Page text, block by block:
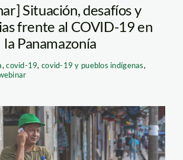
Situación, desafíos y
frente al COVID-19 en
la Panamazonía
,covid-19,covid-19 y pueblos indígenas,